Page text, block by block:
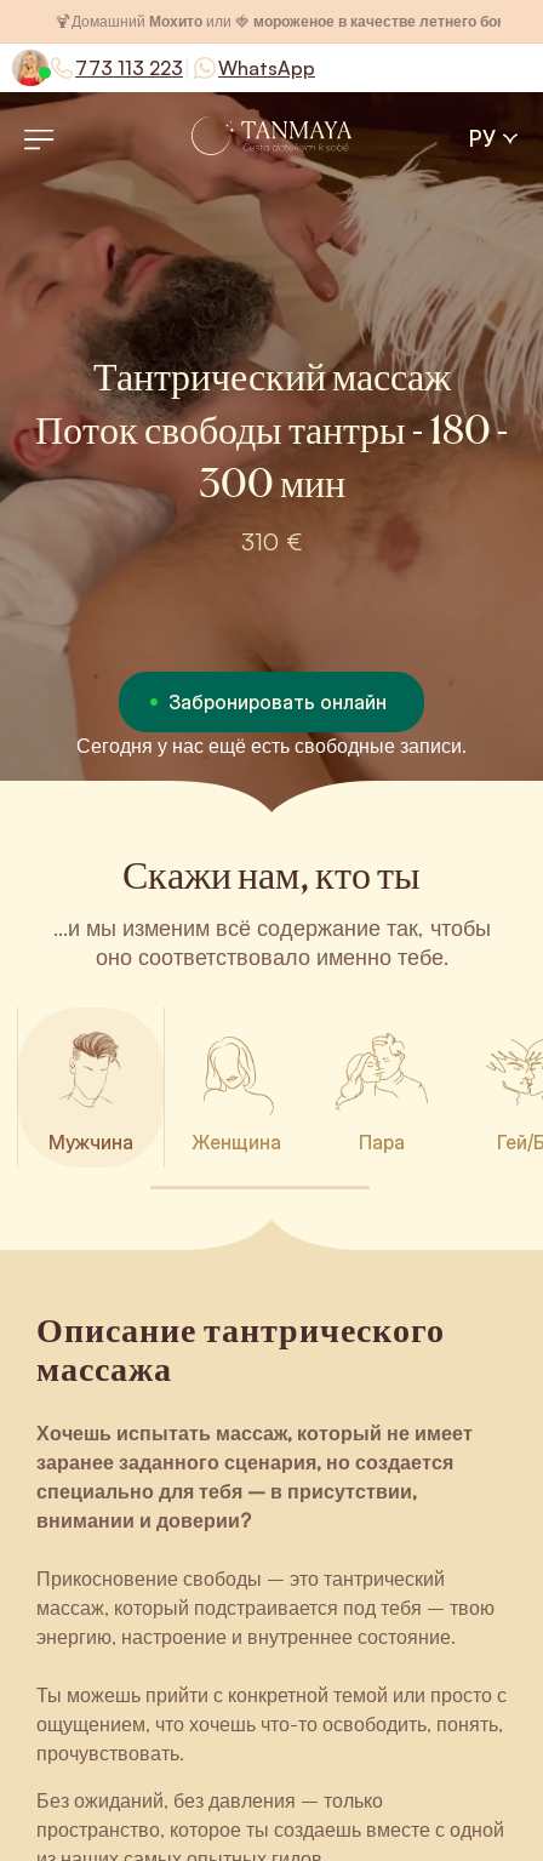
🍹Домашний Мохито или 🍓 мороженое в качестве летнего бонуса
773 113 223 WhatsApp
РУ
Тантрический массаж
Поток свободы тантры - 180 -
300 мин
310 €
Забронировать онлайн
Сегодня у нас ещё есть свободные записи.
Скажи нам, кто ты
...и мы изменим всё содержание так, чтобы
оно соответствовало именно тебе.
Мужчина Женщина Пара Гей/
Описание тантрического
массажа
Хочешь испытать массаж, который не имеет
заранее заданного сценария, но создается
специально для тебя – в присутствии,
внимании и доверии?
Прикосновение свободы – это тантрический
массаж, который подстраивается под тебя – твою
энергию, настроение и внутреннее состояние.
Ты можешь прийти с конкретной темой или просто с
ощущением, что хочешь что-то освободить, понять,
прочувствовать.
Без ожиданий, без давления – только
пространство, которое ты создаешь вместе с одной